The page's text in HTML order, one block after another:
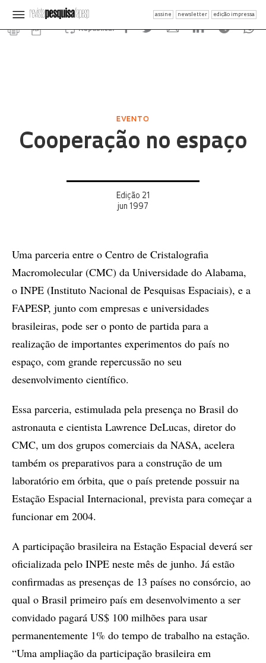
assine newsletter edição impressa
Republicar
EVENTO
Cooperação no espaço
Edição 21
jun 1997
Uma parceria entre o Centro de Cristalografia
Macromolecular (CMC) da Universidade do Alabama,
o INPE (Instituto Nacional de Pesquisas Espaciais), e a
FAPESP, junto com empresas e universidades
brasileiras, pode ser o ponto de partida para a
realização de importantes experimentos do país no
espaço, com grande repercussão no seu
desenvolvimento científico.
Essa parceria, estimulada pela presença no Brasil do
astronauta e cientista Lawrence DeLucas, diretor do
CMC, um dos grupos comerciais da NASA, acelera
também os preparativos para a construção de um
laboratório em órbita, que o país pretende possuir na
Estação Espacial Internacional, prevista para começar a
funcionar em 2004.
A participação brasileira na Estação Espacial deverá ser
oficializada pelo INPE neste mês de junho. Já estão
confirmadas as presenças de 13 países no consórcio, ao
qual o Brasil primeiro país em desenvolvimento a ser
convidado pagará US$ 100 milhões para usar
permanentemente 1% do tempo de trabalho na estação.
“Uma ampliação da participação brasileira em